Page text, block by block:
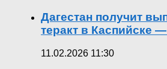
Дагестан получит
теракт в Каспийске
11.02.2026 11:30